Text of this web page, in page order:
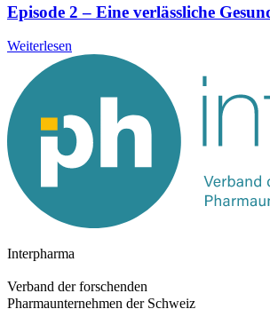
Episode 2 – Eine verlässliche
Weiterlesen
Interpharma
Verband der forschenden
Pharmaunternehmen der Schweiz